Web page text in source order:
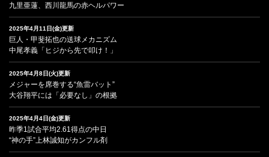
九里亜蓮、西川龍馬の赤ヘルパワー
2025年4月11日(金)更新
巨人・甲斐拓也の送球メカニズム
中尾孝義「ヒジから先で叩け！」
2025年4月8日(火)更新
メジャーを席巻する“魚雷バット”
大谷翔平には「必要なし」の根拠
2025年4月4日(金)更新
昨季1試合平均2.61得点の中日
“神の手”上林誠知がカンフル剤